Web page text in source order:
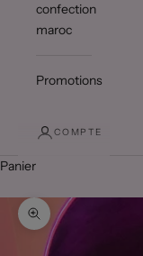
confection
maroc
Promotions
COMPTE
Panier
Zoomer sur l'image